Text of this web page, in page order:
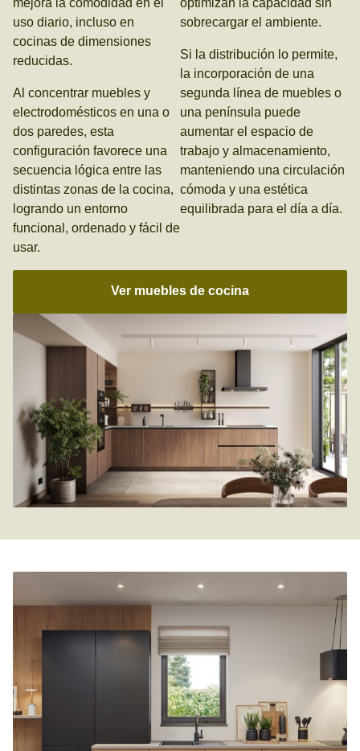
mejora la comodidad en el
uso diario, incluso en
cocinas de dimensiones
reducidas.
Al concentrar muebles y
electrodomésticos en una o
dos paredes, esta
configuración favorece una
secuencia lógica entre las
distintas zonas de la cocina,
logrando un entorno
funcional, ordenado y fácil de
usar.
optimizan la capacidad sin
sobrecargar el ambiente.
Si la distribución lo permite,
la incorporación de una
segunda línea de muebles o
una península puede
aumentar el espacio de
trabajo y almacenamiento,
manteniendo una circulación
cómoda y una estética
equilibrada para el día a día.
Ver muebles de cocina